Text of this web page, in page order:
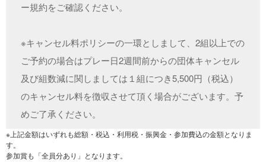
ー規約をご確認ください。
※キャンセル料ポリシーの一環としまして、2組以上での
ご予約の場合はプレー日2週間前からの団体キャンセル
及び組数減に関しましては１組につき5,500円（税込）
のキャンセル料を徴収させて頂く場合がございます。予
めご了承ください。
※上記金額はいずれも総額・税込・利用税・振興金・参加費込の金額となりま
す。
参加賞も「全員分あり」となります。